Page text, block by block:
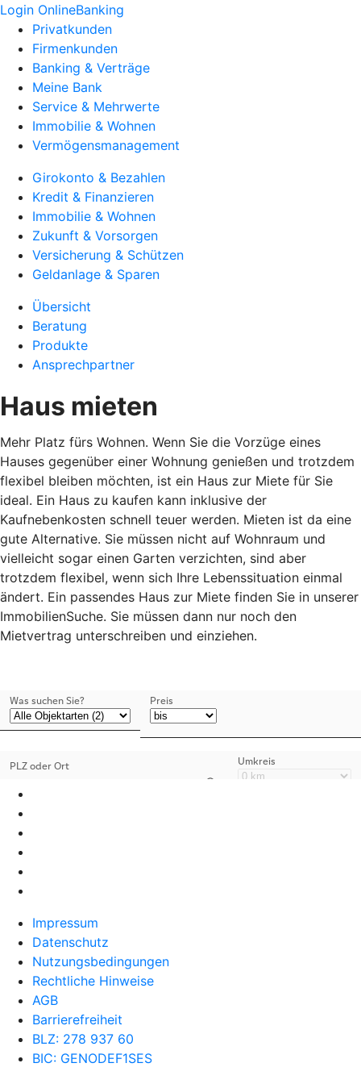
Login OnlineBanking
Privatkunden
Firmenkunden
Banking & Verträge
Meine Bank
Service & Mehrwerte
Immobilie & Wohnen
Vermögensmanagement
Girokonto & Bezahlen
Kredit & Finanzieren
Immobilie & Wohnen
Zukunft & Vorsorgen
Versicherung & Schützen
Geldanlage & Sparen
Übersicht
Beratung
Produkte
Ansprechpartner
Haus mieten
Mehr Platz fürs Wohnen. Wenn Sie die Vorzüge eines
Hauses gegenüber einer Wohnung genießen und trotzdem
flexibel bleiben möchten, ist ein Haus zur Miete für Sie
ideal. Ein Haus zu kaufen kann inklusive der
Kaufnebenkosten schnell teuer werden. Mieten ist da eine
gute Alternative. Sie müssen nicht auf Wohnraum und
vielleicht sogar einen Garten verzichten, sind aber
trotzdem flexibel, wenn sich Ihre Lebenssituation einmal
ändert. Ein passendes Haus zur Miete finden Sie in unserer
ImmobilienSuche. Sie müssen dann nur noch den
Mietvertrag unterschreiben und einziehen.
Impressum
Datenschutz
Nutzungsbedingungen
Rechtliche Hinweise
AGB
Barrierefreiheit
BLZ: 278 937 60
BIC: GENODEF1SES